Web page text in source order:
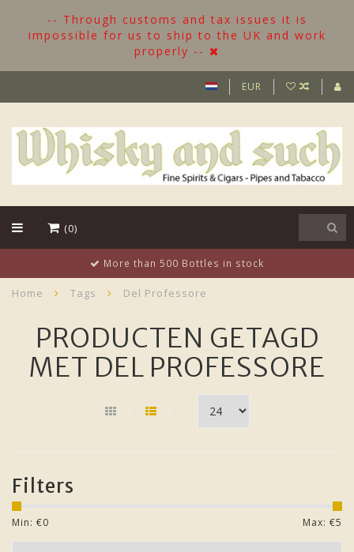
-- Through customs and tax issues it is
impossible for us to ship to the UK and work
properly --
EUR
(0)
More than 500 Bottles in stock
Home Tags Del Professore
PRODUCTEN GETAGD
MET DEL PROFESSORE
Filters
Min: €0 Max: €5